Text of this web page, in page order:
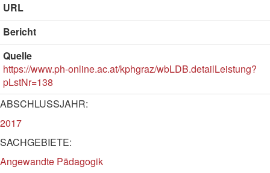
URL
Bericht
Quelle
https://www.ph-online.ac.at/kphgraz/wbLDB.detailLeistung?
pLstNr=138
ABSCHLUSSJAHR:
2017
SACHGEBIETE:
Angewandte Pädagogik